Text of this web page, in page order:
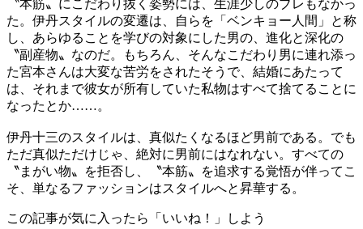
〝本筋〟にこだわり抜く姿勢には、生涯少しのブレもなかっ
た。伊丹スタイルの変遷は、自らを「ベンキョー人間」と称
し、あらゆることを学びの対象にした男の、進化と深化の
〝副産物〟なのだ。もちろん、そんなこだわり男に連れ添っ
た宮本さんは大変な苦労をされたそうで、結婚にあたって
は、それまで彼女が所有していた私物はすべて捨てることに
なったとか……。
伊丹十三のスタイルは、真似たくなるほど男前である。でも
ただ真似ただけじゃ、絶対に男前にはなれない。すべての
〝まがい物〟を拒否し、〝本筋〟を追求する覚悟が伴ってこ
そ、単なるファッションはスタイルへと昇華する。
この記事が気に入ったら「いいね！」しよう